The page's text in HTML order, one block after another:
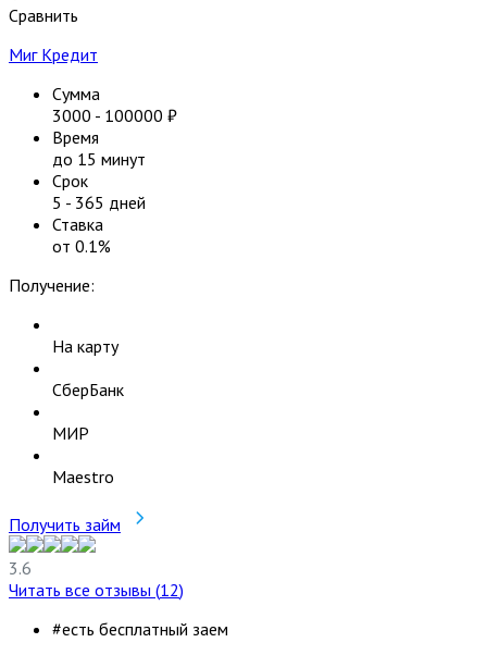
Сравнить
Миг Кредит
Сумма
3000 - 100000 ₽
Время
до 15 минут
Срок
5 - 365 дней
Ставка
от 0.1%
Получение:
На карту
СберБанк
МИР
Maestro
Получить займ
3.6
Читать все отзывы (12)
#есть бесплатный заем